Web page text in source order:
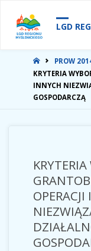
LGD
STRONA
GŁÓWNA
PROW
KRYTERIA
INNYCH
GOSPODARCZĄ